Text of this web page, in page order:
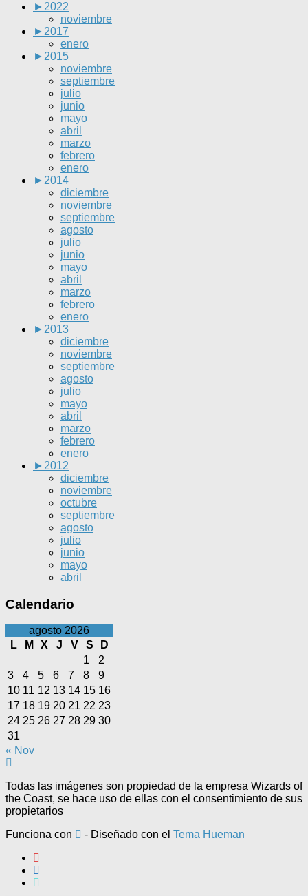
► 2022
noviembre
► 2017
enero
► 2015
noviembre
septiembre
julio
junio
mayo
abril
marzo
febrero
enero
► 2014
diciembre
noviembre
septiembre
agosto
julio
junio
mayo
abril
marzo
febrero
enero
► 2013
diciembre
noviembre
septiembre
agosto
julio
mayo
abril
marzo
febrero
enero
► 2012
diciembre
noviembre
octubre
septiembre
agosto
julio
junio
mayo
abril
Calendario
agosto 2026
L
M X J V S
D
1
2
3
4 5 6 7 8
9
10 11 12 13 14 15 16
17 18 19 20 21 22 23
24 25 26 27 28 29 30
31
« Nov
Todas las imágenes son propiedad de la empresa Wizards of
the Coast, se hace uso de ellas con el consentimiento de sus
propietarios
Funciona con
- Diseñado con el Tema Hueman